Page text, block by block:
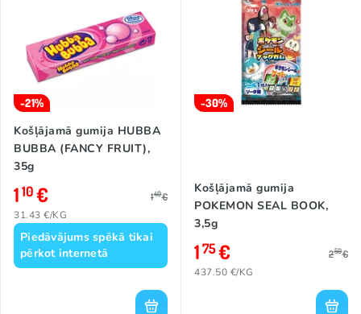
-21%
Piedāvājums spēkā tikai
pērkot internetā
Košļājamā gumija HUBBA
BUBBA (FANCY FRUIT),
35g
110€ 140€
31.43 €/KG
-30%
Košļājamā gumija
POKEMON SEAL BOOK,
3,5g
175€ 250€
437.50 €/KG